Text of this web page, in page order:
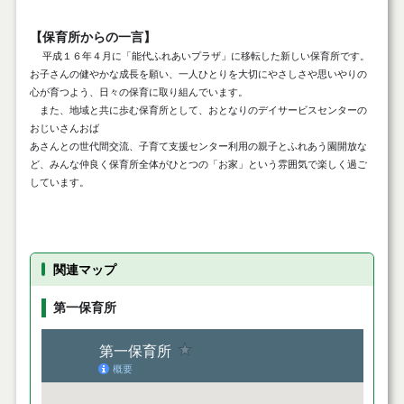
【保育所からの一言】
平成１６年４月に「能代ふれあいプラザ」に移転した新しい保育所です。
お子さんの健やかな成長を願い、一人ひとりを大切にやさしさや思いやりの
心が育つよう、日々の保育に取り組んでいます。
また、地域と共に歩む保育所として、おとなりのデイサービスセンターの
おじいさんおば
あさんとの世代間交流、子育て支援センター利用の親子とふれあう園開放な
ど、みんな仲良く保育所全体がひとつの「お家」という雰囲気で楽しく過ご
しています。
関連マップ
第一保育所